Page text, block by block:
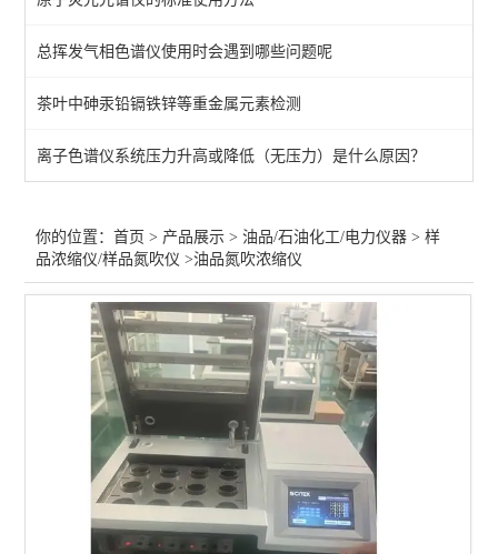
石油化工气相色谱仪
机械杂质/铜片腐蚀/馏程
石油运动粘度计
样品浓缩仪/样品氮吹仪
微波消解仪
查看全部 >>
总挥发气相色谱仪使用时会遇到哪些问题呢
茶叶中砷汞铅镉铁锌等重金属元素检测
离子色谱仪系统压力升高或降低（无压力）是什么原因？
你的位置：首页 > 产品展示 >油品/石油化工/电力仪器 >样
品浓缩仪/样品氮吹仪 >油品氮吹浓缩仪